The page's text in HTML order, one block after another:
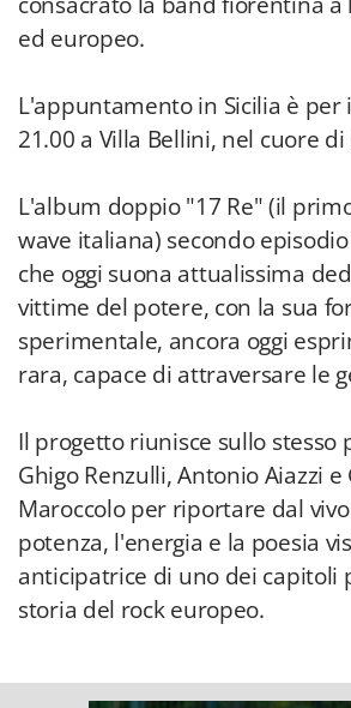
ed europeo.
L'appuntamento in Sicilia è per
21.00 a Villa Bellini, nel cuore di
L'album doppio "17 Re" (il
wave italiana) secondo
che oggi suona attualissima
vittime del potere, con la sua
sperimentale, ancora oggi
rara, capace di attraversare le
Il progetto riunisce sullo stesso
Ghigo Renzulli, Antonio Aiazzi e
Maroccolo per riportare dal
potenza, l'energia e la poesia
anticipatrice di uno dei capitoli
storia del rock europeo.